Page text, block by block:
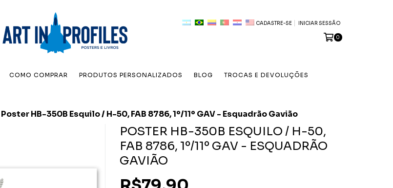
CADASTRE-SE INICIAR SESSÃO
0
COMO COMPRAR PRODUTOS PERSONALIZADOS BLOG TROCAS E DEVOLUÇÕES
Poster HB-350B Esquilo / H-50, FAB 8786, 1º/11º GAV - Esquadrão Gavião
POSTER HB-350B ESQUILO / H-50,
FAB 8786, 1º/11º GAV - ESQUADRÃO
GAVIÃO